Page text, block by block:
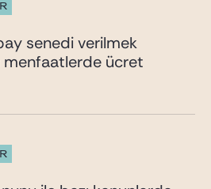
senedi verilmek
menfaatlerde ücret